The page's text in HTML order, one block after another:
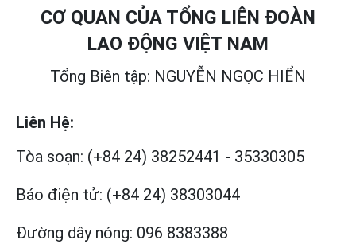
CƠ QUAN CỦA TỔNG LIÊN ĐOÀN
LAO ĐỘNG VIỆT NAM
Tổng Biên tập: NGUYỄN NGỌC HIỂN
Liên Hệ:
Tòa soạn: (+84 24) 38252441 - 35330305
Báo điện tử: (+84 24) 38303044
Đường dây nóng: 096 8383388